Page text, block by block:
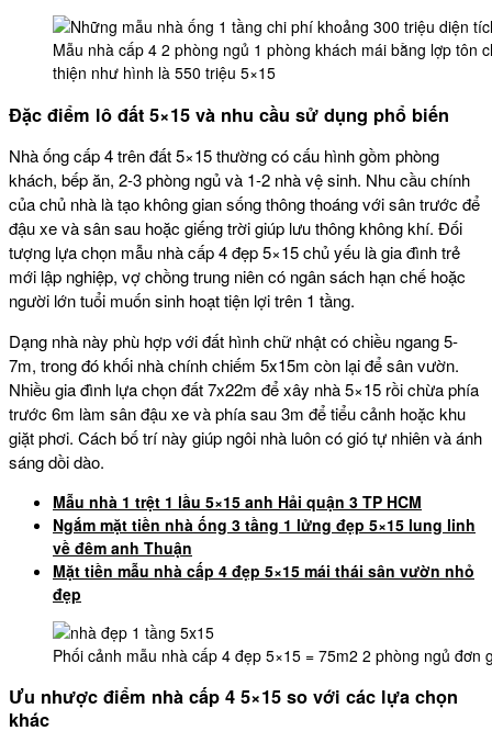
Mẫu nhà cấp 4 2 phòng ngủ 1 phòng khách mái bằng lợp tôn
thiện như hình là 550 triệu 5×15
Đặc điểm lô đất 5×15 và nhu cầu sử dụng phổ biến
Nhà ống cấp 4 trên đất 5×15 thường có cấu hình gồm phòng
khách, bếp ăn, 2-3 phòng ngủ và 1-2 nhà vệ sinh. Nhu cầu chính
của chủ nhà là tạo không gian sống thông thoáng với sân trước để
đậu xe và sân sau hoặc giếng trời giúp lưu thông không khí. Đối
tượng lựa chọn mẫu nhà cấp 4 đẹp 5×15 chủ yếu là gia đình trẻ
mới lập nghiệp, vợ chồng trung niên có ngân sách hạn chế hoặc
người lớn tuổi muốn sinh hoạt tiện lợi trên 1 tầng.
Dạng nhà này phù hợp với đất hình chữ nhật có chiều ngang 5-
7m, trong đó khối nhà chính chiếm 5x15m còn lại để sân vườn.
Nhiều gia đình lựa chọn đất 7x22m để xây nhà 5×15 rồi chừa phía
trước 6m làm sân đậu xe và phía sau 3m để tiểu cảnh hoặc khu
giặt phơi. Cách bố trí này giúp ngôi nhà luôn có gió tự nhiên và ánh
sáng dồi dào.
Mẫu nhà 1 trệt 1 lầu 5×15 anh Hải quận 3 TP HCM
Ngắm mặt tiền nhà ống 3 tầng 1 lửng đẹp 5×15 lung linh
về đêm anh Thuận
Mặt tiền mẫu nhà cấp 4 đẹp 5×15 mái thái sân vườn nhỏ
đẹp
Phối cảnh mẫu nhà cấp 4 đẹp 5×15 = 75m2 2 phòng ngủ đơn
Ưu nhược điểm nhà cấp 4 5×15 so với các lựa chọn
khác